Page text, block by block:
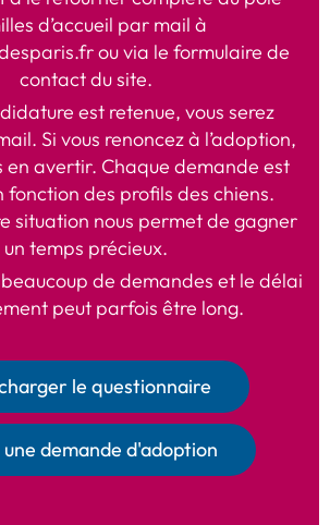
d’accueil par mail à
ou via le formulaire de
contact du site.
est retenue, vous serez
Si vous renoncez à l’adoption,
en avertir. Chaque demande est
fonction des profils des chiens.
situation nous permet de gagner
un temps précieux.
de demandes et le délai
peut parfois être long.
le questionnaire
une demande d'adoption